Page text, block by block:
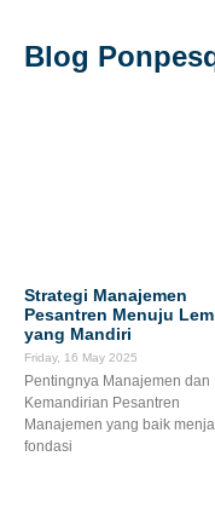
Blog
Strategi Manajemen
Pesantren Menuju
yang Mandiri
Friday, 16 May 2025
Pentingnya Manajemen dan
Kemandirian Pesantren
Manajemen yang baik
fondasi